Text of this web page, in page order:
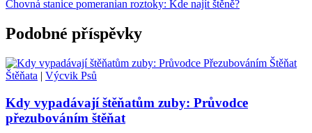
Chovná stanice pomeranian roztoky: Kde najít štěně?
Podobné příspěvky
Štěňata | Výcvik Psů
Kdy vypadávají štěňatům zuby: Průvodce
přezubováním štěňat